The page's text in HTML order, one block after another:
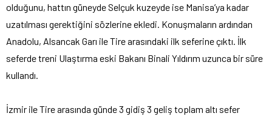
olduğunu, hattın güneyde Selçuk kuzeyde ise Manisa’ya kadar
uzatılması gerektiğini sözlerine ekledi. Konuşmaların ardından
Anadolu, Alsancak Garı ile Tire arasındaki ilk seferine çıktı. İlk
seferde treni Ulaştırma eski Bakanı Binali Yıldırım uzunca bir süre
kullandı.
İzmir ile Tire arasında günde 3 gidiş 3 geliş toplam altı sefer